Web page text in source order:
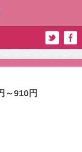
～910円